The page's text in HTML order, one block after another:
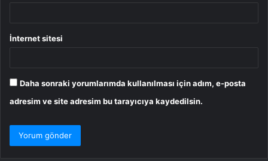
İnternet sitesi
Daha sonraki yorumlarımda kullanılması için adım, e-posta
adresim ve site adresim bu tarayıcıya kaydedilsin.